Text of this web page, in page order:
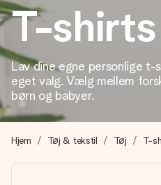
4,7 (baseret på
Vores gaver inspirerer.
Gratis kort med hilsen
Lav noget særligt i blot få
T-
Lav dine egne personlige
eget valg. Vælg mellem
børn og babyer.
Hjem Tøj & tekstil Tøj T-